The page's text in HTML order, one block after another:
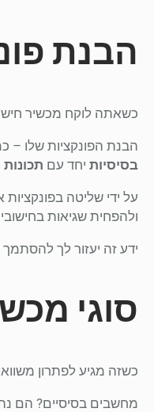
הבנת
כשאתה לוקח מכשיר
הבנת הפונקציות שלו –
בסיסיות יחד עם
על ידי שליטה
ולהפחית שגיאות
ידע זה יעזור לך
סוגי
כשזה מגיע לפתרון
מחשבים בסיסיים? הם